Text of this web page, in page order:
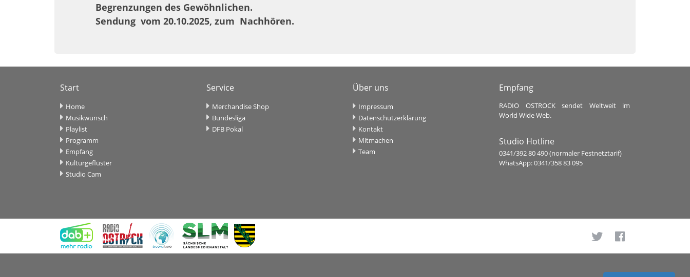
Begrenzungen des Gewöhnlichen.
Sendung vom 20.10.2025, zum Nachhören.
Start
Home
Musikwunsch
Playlist
Programm
Empfang
Kulturgeflüster
Studio Cam
Service
Merchandise Shop
Bundesliga
DFB Pokal
Über uns
Impressum
Datenschutzerklärung
Kontakt
Mitmachen
Team
Empfang
RADIO OSTROCK sendet Weltweit im
World Wide Web.
Studio Hotline
0341/392 80 490 (normaler Festnetztarif)
WhatsApp: 0341/358 83 095